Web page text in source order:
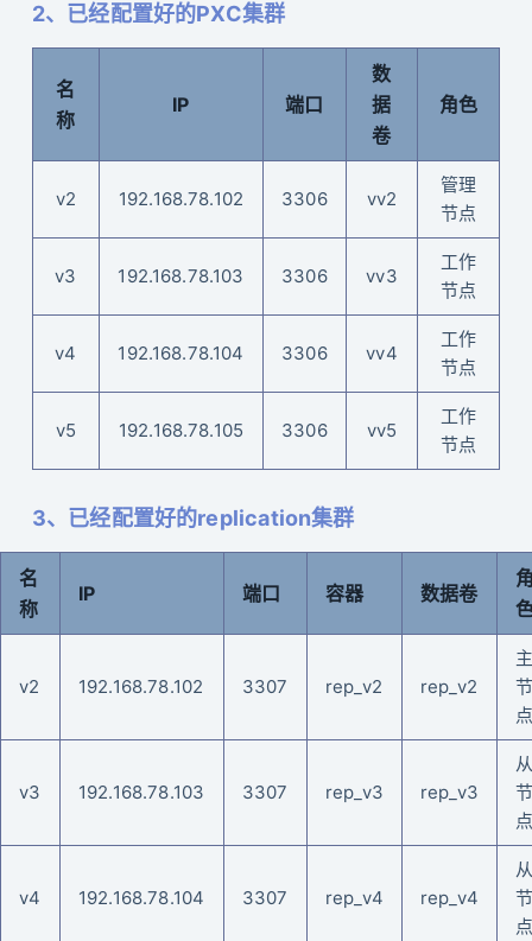
2、已经配置好的PXC集群
名
称
IP 端口
数
据
卷
角色
v2 192.168.78.102 3306 vv2
管理
节点
v3 192.168.78.103 3306 vv3
工作
节点
v4 192.168.78.104 3306 vv4
工作
节点
v5 192.168.78.105 3306 vv5
工作
节点
3、已经配置好的replication集群
名
称
IP 端口 容器 数据卷
v2 192.168.78.102 3307 rep_v2 rep_v2
v3 192.168.78.103 3307 rep_v3 rep_v3
v4 192.168.78.104 3307 rep_v4 rep_v4